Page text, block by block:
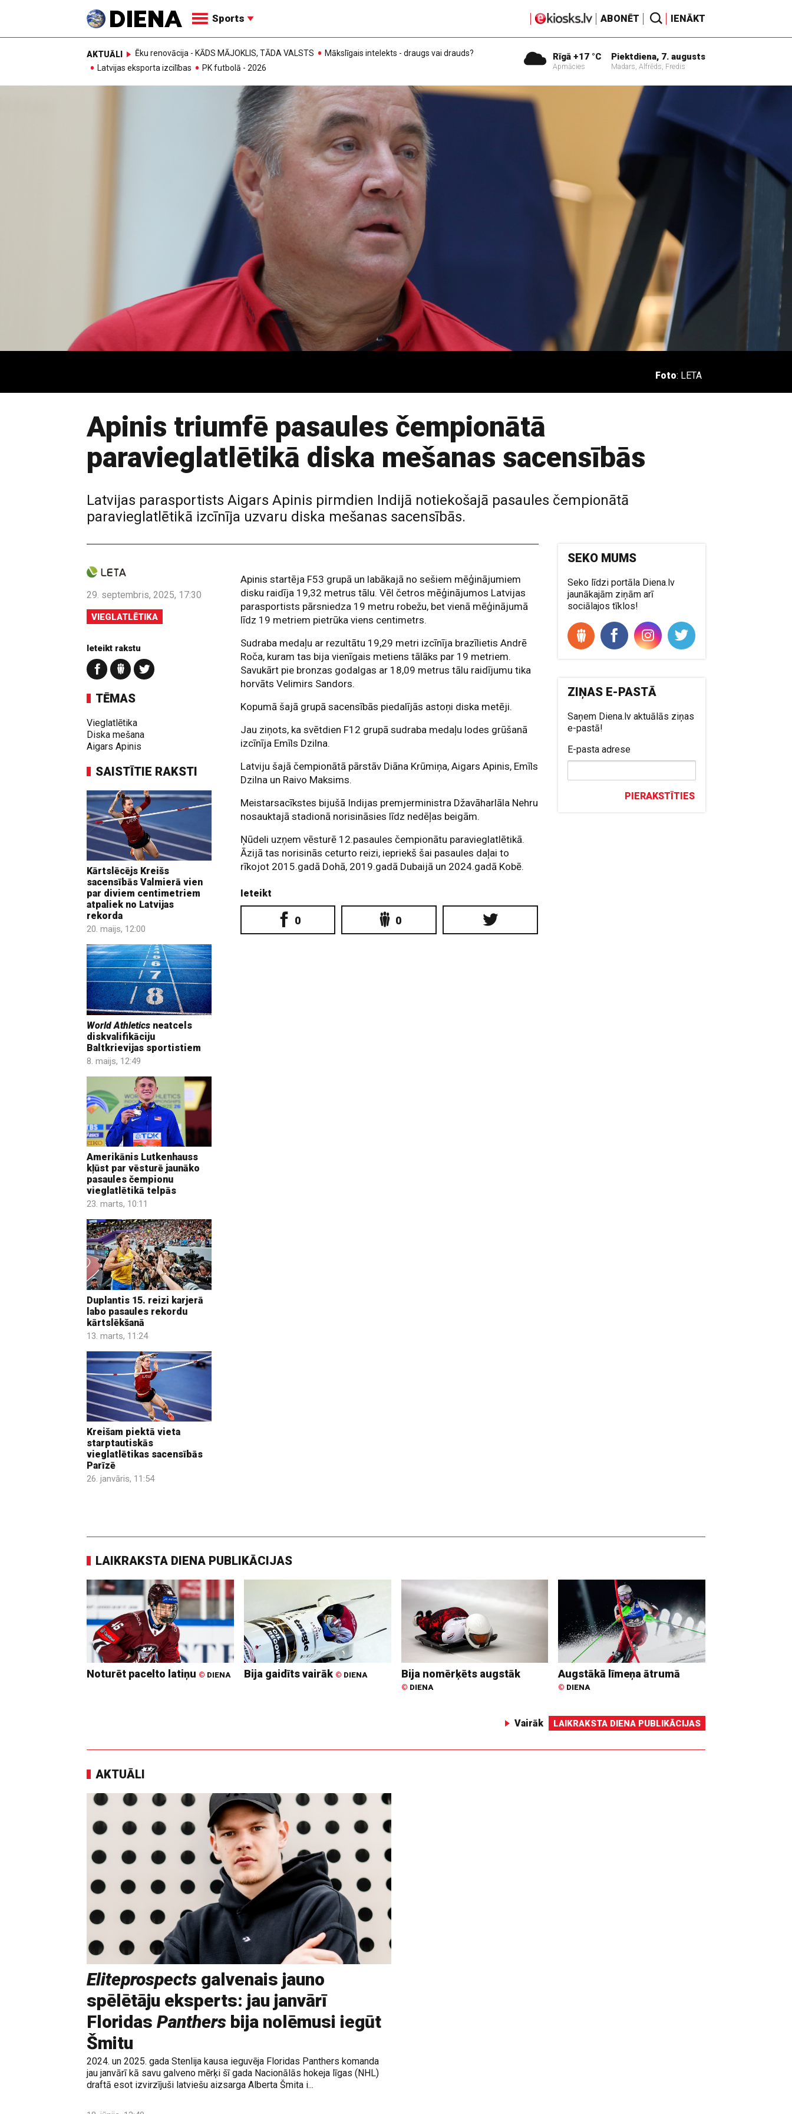
Sports ABONĒT IENĀKT
AKTUĀLI Ēku renovācija - KĀDS MĀJOKLIS, TĀDA VALSTS
Mākslīgais intelekts - draugs vai drauds?
Latvijas eksporta izcilības
PK futbolā - 2026
Rīgā +17 °C
Apmācies
Piektdiena, 7. augusts
Madars, Alfrēds, Fredis
Foto: LETA
Apinis triumfē pasaules čempionātā
paravieglatlētikā diska mešanas sacensībās
Latvijas parasportists Aigars Apinis pirmdien Indijā notiekošajā pasaules čempionātā
paravieglatlētikā izcīnīja uzvaru diska mešanas sacensībās.
29. septembris, 2025, 17:30
VIEGLATLĒTIKA
Ieteikt rakstu
TĒMAS
Vieglatlētika
Diska mešana
Aigars Apinis
SAISTĪTIE RAKSTI
Kārtslēcējs Kreišs
sacensībās Valmierā vien
par diviem centimetriem
atpaliek no Latvijas
rekorda
20. maijs, 12:00
World Athletics neatcels
diskvalifikāciju
Baltkrievijas sportistiem
8. maijs, 12:49
Amerikānis Lutkenhauss
kļūst par vēsturē jaunāko
pasaules čempionu
vieglatlētikā telpās
23. marts, 10:11
Duplantis 15. reizi karjerā
labo pasaules rekordu
kārtslēkšanā
13. marts, 11:24
Kreišam piektā vieta
starptautiskās
vieglatlētikas sacensībās
Parīzē
26. janvāris, 11:54
Apinis startēja F53 grupā un labākajā no sešiem mēģinājumiem
disku raidīja 19,32 metrus tālu. Vēl četros mēģinājumos Latvijas
parasportists pārsniedza 19 metru robežu, bet vienā mēģinājumā
līdz 19 metriem pietrūka viens centimetrs.
Sudraba medaļu ar rezultātu 19,29 metri izcīnīja brazīlietis Andrē
Roča, kuram tas bija vienīgais metiens tālāks par 19 metriem.
Savukārt pie bronzas godalgas ar 18,09 metrus tālu raidījumu tika
horvāts Velimirs Sandors.
Kopumā šajā grupā sacensībās piedalījās astoņi diska metēji.
Jau ziņots, ka svētdien F12 grupā sudraba medaļu lodes grūšanā
izcīnīja Emīls Dzilna.
Latviju šajā čempionātā pārstāv Diāna Krūmiņa, Aigars Apinis, Emīls
Dzilna un Raivo Maksims.
Meistarsacīkstes bijušā Indijas premjerministra Džavāharlāla Nehru
nosauktajā stadionā norisināsies līdz nedēļas beigām.
Ņūdeli uzņem vēsturē 12.pasaules čempionātu paravieglatlētikā.
Āzijā tas norisinās ceturto reizi, iepriekš šai pasaules daļai to
rīkojot 2015.gadā Dohā, 2019.gadā Dubaijā un 2024.gadā Kobē.
Ieteikt
0 0
SEKO MUMS
Seko līdzi portāla Diena.lv
jaunākajām ziņām arī
sociālajos tīklos!
ZIŅAS E-PASTĀ
Saņem Diena.lv aktuālās ziņas
e-pastā!
E-pasta adrese
PIERAKSTĪTIES
LAIKRAKSTA DIENA PUBLIKĀCIJAS
Noturēt pacelto latiņu © DIENA Bija gaidīts vairāk © DIENA Bija nomērķēts augstāk
© DIENA
Augstākā līmeņa ātrumā
© DIENA
Vairāk LAIKRAKSTA DIENA PUBLIKĀCIJAS
AKTUĀLI
Eliteprospects galvenais jauno
spēlētāju eksperts: jau janvārī
Floridas Panthers bija nolēmusi iegūt
Šmitu
2024. un 2025. gada Stenlija kausa ieguvēja Floridas Panthers komanda
jau janvārī kā savu galveno mērķi šī gada Nacionālās hokeja līgas (NHL)
draftā esot izvirzījuši latviešu aizsarga Alberta Šmita i...